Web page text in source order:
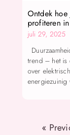
Ontdek
profiteren
juli 29, 2025
trend – het is
over
energiezuinig
«